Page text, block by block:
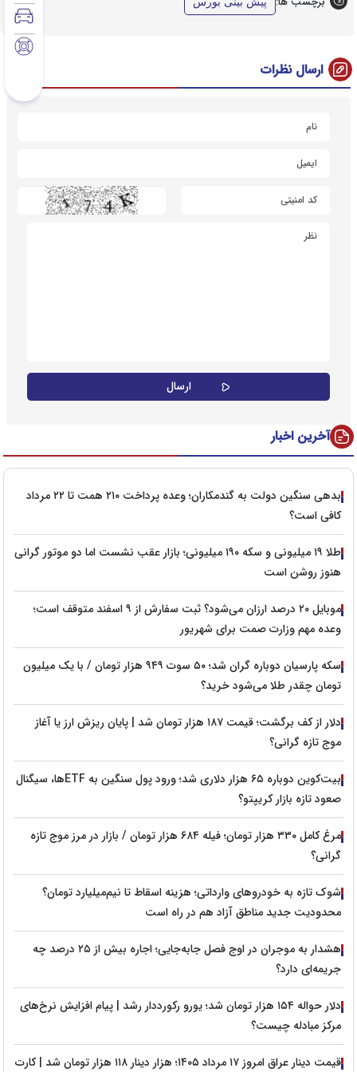
ارسال نظرات
آخرین اخبار
بدهی سنگین دولت به گندمکاران؛ وعده پرداخت ۲۱۰ همت تا ۲۲ مرداد
کافی است؟
طلا ۱۹ میلیونی و سکه ۱۹۰ میلیونی؛ بازار عقب نشست اما دو موتور گرانی
هنوز روشن است
موبایل ۲۰ درصد ارزان می‌شود؟ ثبت سفارش از ۹ اسفند متوقف است؛
وعده مهم وزارت صمت برای شهریور
سکه پارسیان دوباره گران شد؛ ۵۰ سوت ۹۴۹ هزار تومان / با یک میلیون
تومان چقدر طلا می‌شود خرید؟
دلار از کف برگشت؛ قیمت ۱۸۷ هزار تومان شد | پایان ریزش ارز یا آغاز
موج تازه گرانی؟
بیت‌کوین دوباره ۶۵ هزار دلاری شد؛ ورود پول سنگین به ETFها، سیگنال
صعود تازه بازار کریپتو؟
مرغ کامل ۳۳۰ هزار تومان؛ فیله ۶۸۴ هزار تومان / بازار در مرز موج تازه
گرانی؟
شوک تازه به خودروهای وارداتی؛ هزینه اسقاط تا نیم‌میلیارد تومان؟
محدودیت جدید مناطق آزاد هم در راه است
هشدار به موجران در اوج فصل جابه‌جایی؛ اجاره بیش از ۲۵ درصد چه
جریمه‌ای دارد؟
دلار حواله ۱۵۴ هزار تومان شد؛ یورو رکورددار رشد | پیام افزایش نرخ‌های
مرکز مبادله چیست؟
قیمت دینار عراق امروز ۱۷ مرداد ۱۴۰۵؛ هزار دینار ۱۱۸ هزار تومان شد | کارت